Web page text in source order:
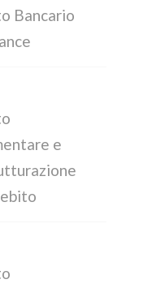
Bancario
e